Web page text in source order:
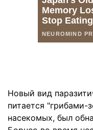
Новый вид
питается "грибами-
насекомых, был